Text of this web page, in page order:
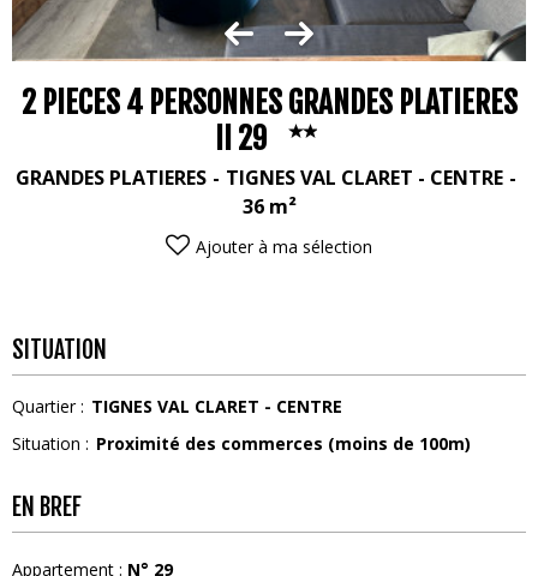
2 PIECES 4 PERSONNES GRANDES PLATIERES
II 29
GRANDES PLATIERES
TIGNES VAL CLARET - CENTRE
36 m²
Ajouter à ma sélection
SITUATION
Quartier : TIGNES VAL CLARET - CENTRE
Situation : Proximité des commerces (moins de 100m)
EN BREF
Appartement : N° 29